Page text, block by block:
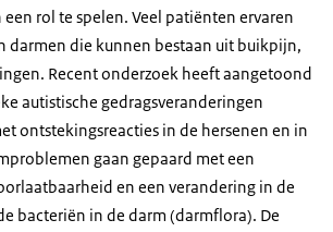
rol te spelen. Veel patiënten ervaren
darmen die kunnen bestaan uit buikpijn,
Recent onderzoek heeft aangetoond
autistische gedragsveranderingen
ontstekingsreacties in de hersenen en in
gaan gepaard met een
en een verandering in de
bacteriën in de darm (darmflora). De